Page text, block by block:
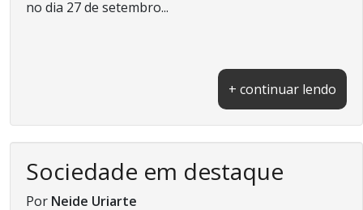
no dia 27 de setembro...
+ continuar lendo
Sociedade em destaque
Por Neide Uriarte